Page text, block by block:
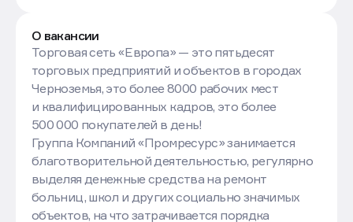
О вакансии
Торговая сеть «Европа» — это пятьдесят
торговых предприятий и объектов в городах
Черноземья, это более 8000 рабочих мест
и квалифицированных кадров, это более
500 000 покупателей в день!
Группа Компаний «Промресурс» занимается
благотворительной деятельностью, регулярно
выделяя денежные средства на ремонт
больниц, школ и других социально значимых
объектов, на что затрачивается порядка